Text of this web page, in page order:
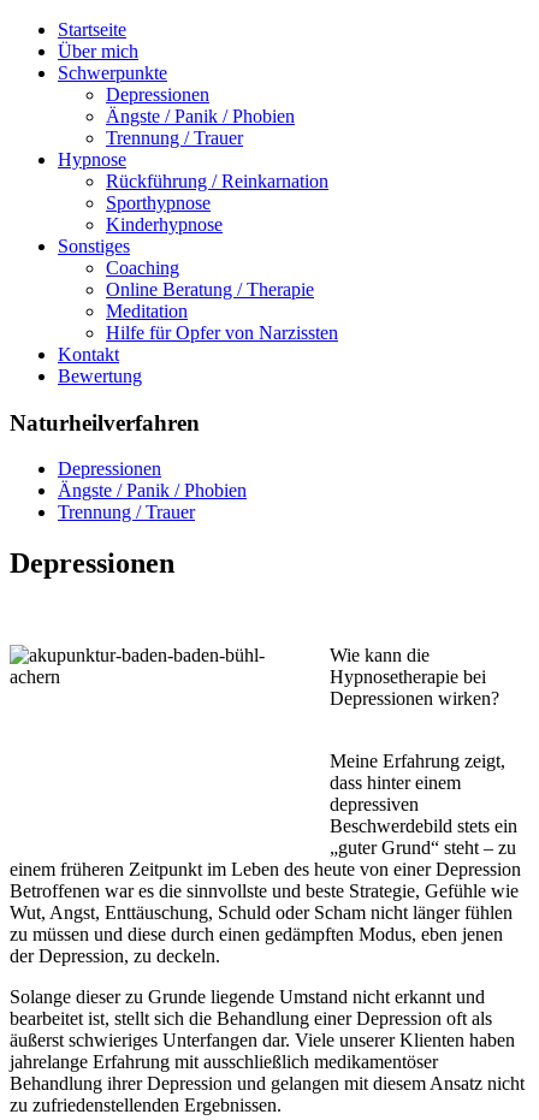
Startseite
Über mich
Schwerpunkte
Depressionen
Ängste / Panik / Phobien
Trennung / Trauer
Hypnose
Rückführung / Reinkarnation
Sporthypnose
Kinderhypnose
Sonstiges
Coaching
Online Beratung / Therapie
Meditation
Hilfe für Opfer von Narzissten
Kontakt
Bewertung
Naturheilverfahren
Depressionen
Ängste / Panik / Phobien
Trennung / Trauer
Depressionen
Wie kann die
Hypnosetherapie bei
Depressionen wirken?
Meine Erfahrung zeigt,
dass hinter einem
depressiven
Beschwerdebild stets ein
„guter Grund“ steht – zu
einem früheren Zeitpunkt im Leben des heute von einer Depression
Betroffenen war es die sinnvollste und beste Strategie, Gefühle wie
Wut, Angst, Enttäuschung, Schuld oder Scham nicht länger fühlen
zu müssen und diese durch einen gedämpften Modus, eben jenen
der Depression, zu deckeln.
Solange dieser zu Grunde liegende Umstand nicht erkannt und
bearbeitet ist, stellt sich die Behandlung einer Depression oft als
äußerst schwieriges Unterfangen dar. Viele unserer Klienten haben
jahrelange Erfahrung mit ausschließlich medikamentöser
Behandlung ihrer Depression und gelangen mit diesem Ansatz nicht
zu zufriedenstellenden Ergebnissen.